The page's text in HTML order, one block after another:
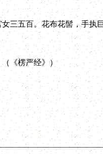
五百。花布花髻，手执
《楞严经》）